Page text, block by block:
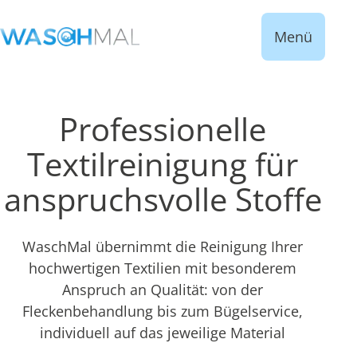
Menü
Professionelle
Textilreinigung für
anspruchsvolle Stoffe
WaschMal übernimmt die Reinigung Ihrer
hochwertigen Textilien mit besonderem
Anspruch an Qualität: von der
Fleckenbehandlung bis zum Bügelservice,
individuell auf das jeweilige Material